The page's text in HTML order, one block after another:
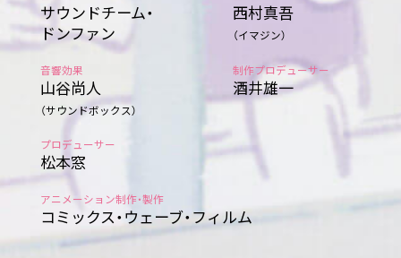
サウンドチーム・
ドンファン
西村真吾
（イマジン）
音響効果
山谷尚人
（サウンドボックス）
制作プロデューサー
酒井雄一
プロデューサー
松本窓
アニメーション制作・製作
コミックス・ウェーブ・フィルム